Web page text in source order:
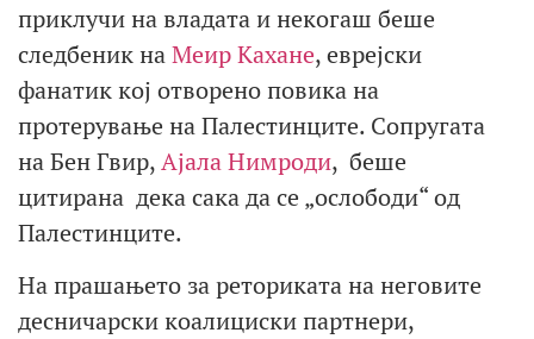
приклучи на владата и некогаш беше
следбеник наМеир Кахане, еврејски
фанатик кој отворено повика на
протерување на Палестинците. Сопругата
на Бен Гвир,Ајала Нимроди, беше
цитирана дека сака да се „ослободи“ од
Палестинците.
На прашањето за реториката на неговите
десничарски коалициски партнери,